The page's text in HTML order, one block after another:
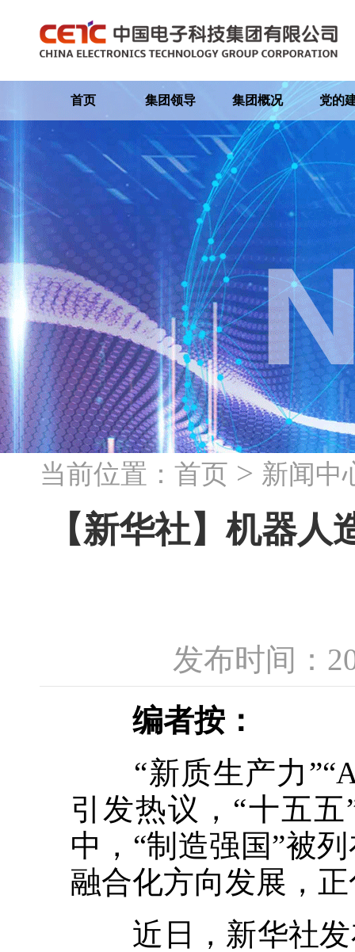
首页 集团领导 集团概况 党的
当前位置： 首页 > 新闻中
【新华社】机器
发布时间：
编者按：
“新质生产力
引发热议，“十五
中，“制造强国”被
融合化方向发展，
近日，新华社发